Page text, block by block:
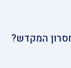
המקדש?